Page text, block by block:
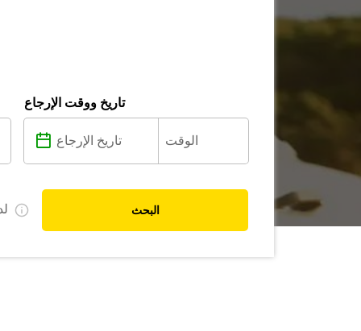
تاريخ ووقت الإرجاع
البحث